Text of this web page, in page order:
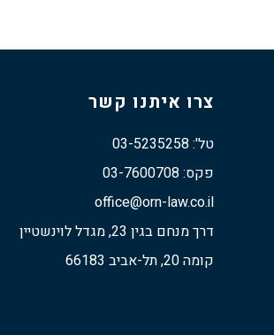
צרו איתנו קשר
טל': 03-5235258
פקס: 03-7600708
office@orn-law.co.il
דרך מנחם בגין 23, מגדל לוינשטיין
קומה 20, תל-אביב 66183